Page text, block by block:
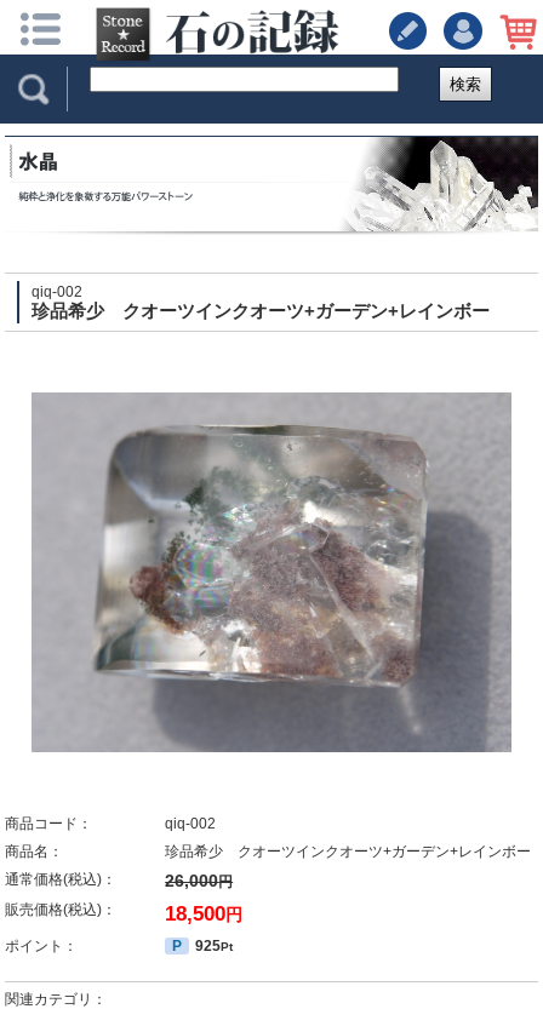
検索
qiq-002
珍品希少 クオーツインクオーツ+ガーデン+レインボー
商品コード：
qiq-002
商品名：
珍品希少 クオーツインクオーツ+ガーデン+レインボー
通常価格(税込)：
26,000円
販売価格(税込)： 18,500円
ポイント： P 925Pt
関連カテゴリ：